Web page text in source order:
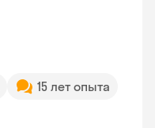
15 лет опыта